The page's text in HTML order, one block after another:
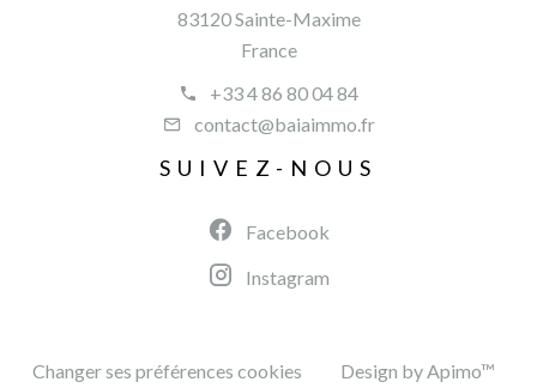
83120 Sainte-Maxime
France
+33 4 86 80 04 84
contact@baiaimmo.fr
SUIVEZ-NOUS
Facebook
Instagram
Changer ses préférences cookies Design byApimo™